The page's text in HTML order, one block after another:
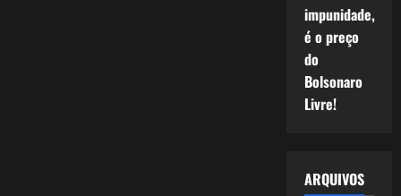
impunidade,
é o preço
do
Bolsonaro
Livre!
ARQUIVOS